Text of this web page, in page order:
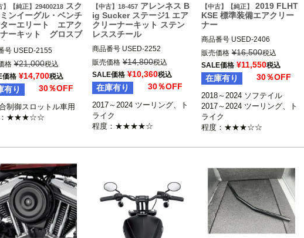
】【純正】29400218 スク
ンイーグル・ベンチ
ターエリート エアク
ナーキット グロスブ
号 USED-2155
2016 ツーリング、トラ
～2017 ソフテイル
2017 FXDLS
Davidson（ハーレー ダ
格 ¥21,000税込
価格 ¥14,700税込
有り 30％OFF
制御スロットル車用
：★★★☆☆
【中古】18-457 アレンネス B
ig Sucker ステージ1 エア
クリーナーキット ステン
レススチール
商品番号 USED-2252
18-457
2017～2024 ツーリング 、ト
ライク
※2023～2024 FLHXSE、FLT
RXSE、2024 FLHX、FLTRX、
FLTRXSTSEは不可
Arlen Ness（アレンネス）
販売価格 ¥14,800税込
SALE価格 ¥10,360税込
在庫有り 30％OFF
2017～2024 ツーリング、ト
ライク
程度：★★★★☆
【中古】【純正】
2019 FLHT
KSE 標準装備エアクリー
ナー
商品番号 USED-2406
2018～2024 ソフテイル
2017～2024 ツーリング、トラ
イク
Harley Davidson（ハーレー ダ
ビッドソン）
販売価格 ¥16,500税込
SALE価格 ¥11,550税込
在庫有り 30％OFF
2018～2024 ソフテイル
2017～2024 ツーリング、ト
ライク
程度：★★★☆☆